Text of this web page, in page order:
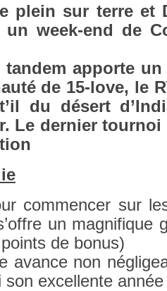
plein sur terre et
week-end de
tan­dem ap­porte
de 15-love, le
du désert
Le de­rni­er
com­menc­er sur
un mag­nifique
de bonus)
avan­ce non
son ex­cel­lente